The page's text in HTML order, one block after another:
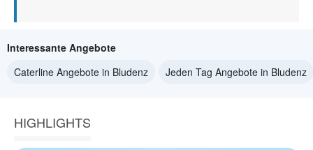
Interessante Angebote
Caterline Angebote in Bludenz
Jeden Tag Angebote in Bludenz
HIGHLIGHTS